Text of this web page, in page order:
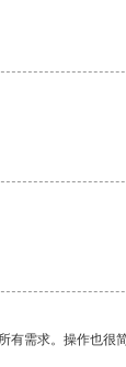
需求。操作也很